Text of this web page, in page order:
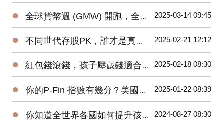
● 全球貨幣週 (GMW) 開跑，全世界各國如何推廣青少年金錢教育? 2025-03-14 09:45
● 不同世代存股PK，誰才是真正的投資贏家？ 2025-02-21 12:12
● 紅包錢滾錢，孩子壓歲錢適合投資哪些基金？ 2025-02-18 08:30
● 你的P-Fin 指數有幾分？美國人只能正確回答48%的問題 2025-01-22 08:39
● 你知道全世界各國如何提升孩子們的金融素養？ 2024-08-27 08:30